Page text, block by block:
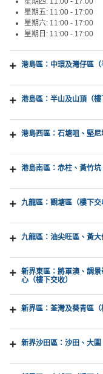
星期五: 11:00 - 17:00
星期六: 11:00 - 17:00
星期日: 11:00 - 17:00
港島區：中環及灣仔區（
港島區：半山及山頂（樓
港島西區：石塘咀、堅尼
港島南區：赤柱、黃竹坑
九龍區：觀塘區（樓下交
九龍區：油尖旺區、黃大
新界東區：將軍澳、調
心（樓下交收）
新界區：荃灣及葵青區（
新界沙田區：沙田、大圍